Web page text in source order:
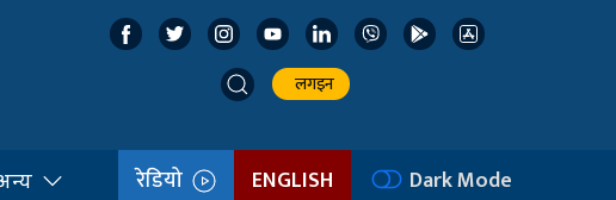
लगइन
रेडियो ENGLISH Dark Mode